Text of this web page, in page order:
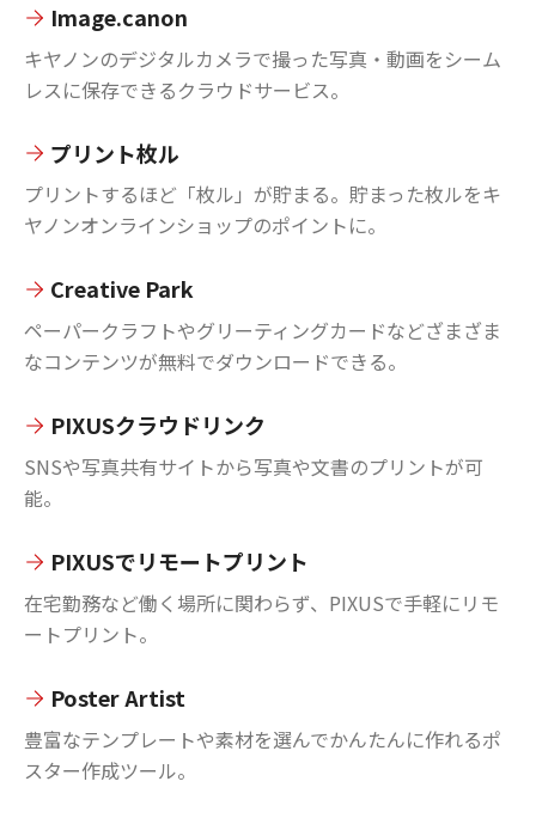
Image.canon
キヤノンのデジタルカメラで撮った写真・動画をシーム
レスに保存できるクラウドサービス。
プリント枚ル
プリントするほど「枚ル」が貯まる。貯まった枚ルをキ
ヤノンオンラインショップのポイントに。
Creative Park
ペーパークラフトやグリーティングカードなどざまざま
なコンテンツが無料でダウンロードできる。
PIXUSクラウドリンク
SNSや写真共有サイトから写真や文書のプリントが可
能。
PIXUSでリモートプリント
在宅勤務など働く場所に関わらず、PIXUSで手軽にリモ
ートプリント。
Poster Artist
豊富なテンプレートや素材を選んでかんたんに作れるポ
スター作成ツール。